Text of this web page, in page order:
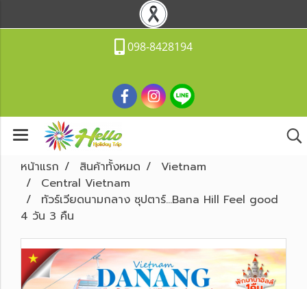
098-8428194
หน้าแรก สินค้าทั้งหมด
Vietnam
Central Vietnam
ทัวร์เวียดนามกลาง ซุปตาร์...Bana Hill Feel good
4 วัน 3 คืน